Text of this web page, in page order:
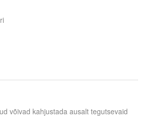
võivad kahjustada ausalt tegutsevaid